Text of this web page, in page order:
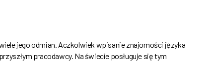
jego odmian. Aczkolwiek wpisanie znajomości języka
pracodawcy. Na świecie posługuje się tym